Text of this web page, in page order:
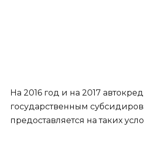
На 2016 год и на 2017
государственным
предоставляется на таких